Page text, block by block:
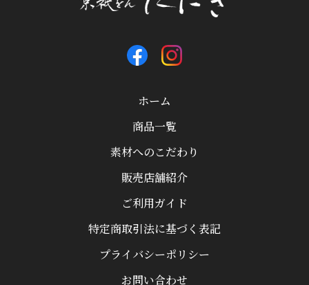
ホーム
商品一覧
素材へのこだわり
販売店舗紹介
ご利用ガイド
特定商取引法に基づく表記
プライバシーポリシー
お問い合わせ